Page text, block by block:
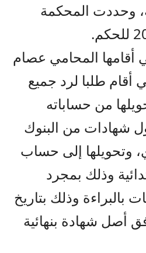
وحددت المحكمة
أقامها المحامي عصام
أقام طلبا لرد جميع
من حساباته
شهادات من البنوك
وتحويلها إلى حساب
وذلك بمجرد
بالبراءة وذلك بتاريخ
2014 مرفق أصل شهادة بنهائية